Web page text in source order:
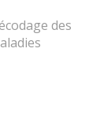
des